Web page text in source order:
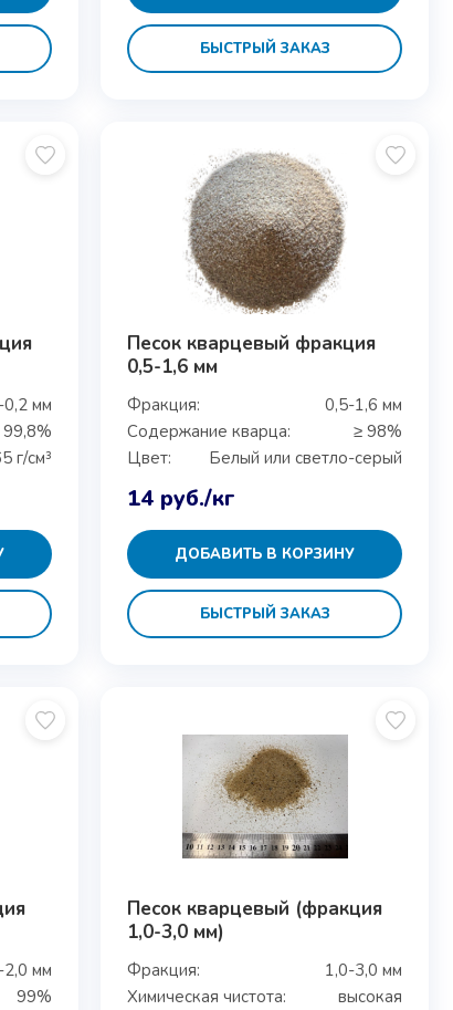
БЫСТРЫЙ ЗАКАЗ
мм
99,8%
г/см³
Песок кварцевый фракция
0,5-1,6 мм
Фракция:
0,5-1,6 мм
Содержание кварца:
≥ 98%
Цвет:
Белый или светло-серый
14 руб./кг
ДОБАВИТЬ В КОРЗИНУ
БЫСТРЫЙ ЗАКАЗ
мм
99%
Песок кварцевый (фракция
1,0-3,0 мм)
Фракция:
1,0-3,0 мм
Химическая чистота:
высокая